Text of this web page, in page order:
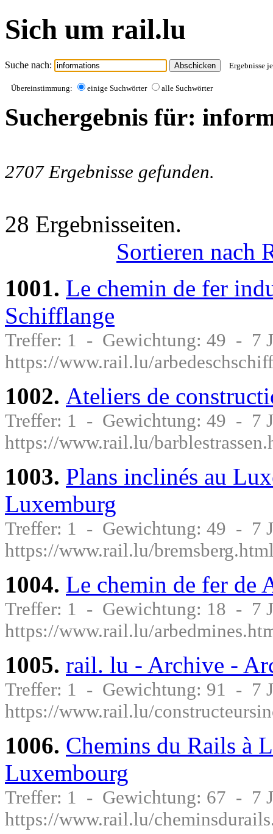
Sich um rail.lu
Suche nach: Ergebnisse
Übereinstimmung: einige Suchwörter alle Suchwörter
Suchergebnis für:
2707 Ergebnisse gefunden.
28 Ergebnisseiten.
Sortieren nach
1001. Le chemin de fer
Schifflange
Treffer: 1 - Gewichtung: 49 - 7
https://www.rail.lu/
1002. Ateliers de
Treffer: 1 - Gewichtung: 49 - 7
https://www.rail.lu/
1003. Plans inclinés au
Luxemburg
Treffer: 1 - Gewichtung: 49 - 7
https://www.rail.lu/
1004. Le chemin de fer de
Treffer: 1 - Gewichtung: 18 - 7
https://www.rail.lu/
1005. rail. lu - Archive -
Treffer: 1 - Gewichtung: 91 - 7
https://www.rail.lu/
1006. Chemins du Rails à
Luxembourg
Treffer: 1 - Gewichtung: 67 - 7
https://www.rail.lu/